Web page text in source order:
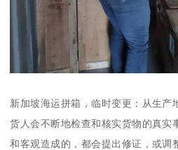
新加坡海运拼箱，临时变更：从生产
货人会不断地检查和核实货物的真实
和客观造成的，都会提出修证，或调